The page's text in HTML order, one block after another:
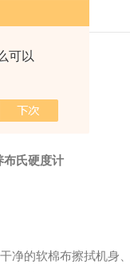
可以
布氏硬度计
净的软棉布擦拭机身